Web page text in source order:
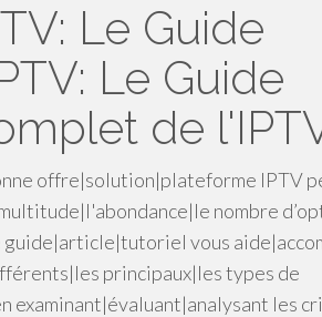
Le Guide
Le Guide
de
offre|solution|plateforme IPTV
nombre
vous
principaux|les types de
examinant|évaluant|analysant les